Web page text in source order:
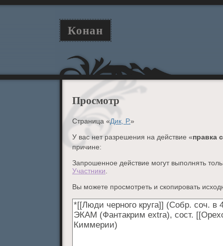
Конан
Просмотр
Страница «Дик, Р.»
У вас нет разрешения на действие «правка
причине:
Запрошенное действие могут выполнять
Участники
Вы можете просмотреть и скопировать